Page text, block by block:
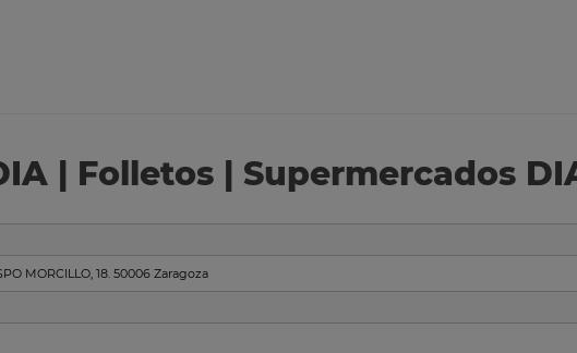
| Folletos | Supermercados